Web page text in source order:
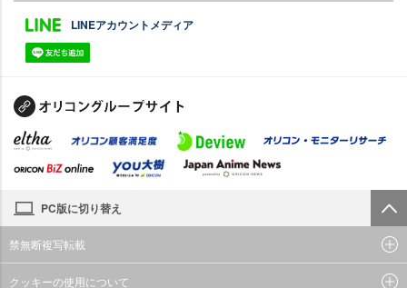
LINEアカウントメディア
PC版に切り替え
禁無断複写転載
クッキーの使用について